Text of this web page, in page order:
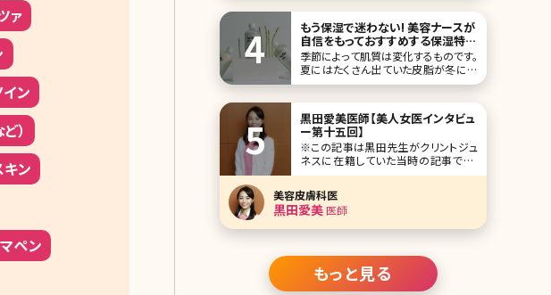
ァ
イン
）
ン
ペン
もう保湿で迷わない! 美容ナースが
自信をもっておすすめする保湿特化
スキンケアコスメ
季節によって肌質は変化するものです。
夏にはたくさん出ていた皮脂が冬にな
るとほとんど出なくなってしまい、私た
ではないでしょうか? そんな時、少しで
も乾燥を軽減しようと普段のスキンケ
ア品を見直して、保湿効果の高いもの
を選びま
黒田愛美医師【美人女医インタビュ
ー第十五回】
※この記事は黒田先生がクリントジュ
ネスに在籍していた当時の記事です。
恒例の美人女医インタビュー、今回は
東京都港区の愛宕ヒルズ内にあるクリ
ントジュネスの黒田愛美先生です。もと
は大手美容外科の分院院長を歴任さ
れ、理想の美容医療、医師としての働き
に。外からの治療（
美容皮膚科医
黒田愛美医師
もっと見る